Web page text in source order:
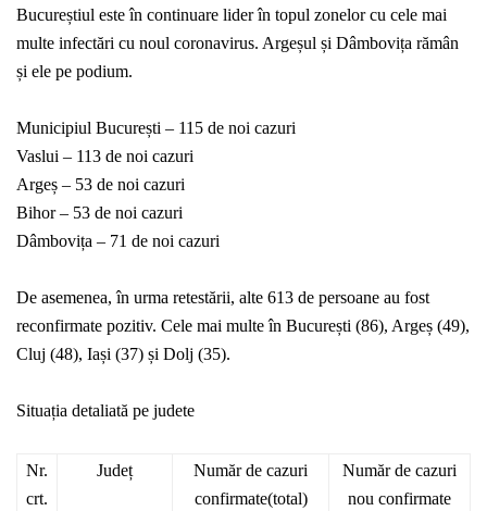
Bucureștiul este în continuare lider în topul zonelor cu cele mai
multe infectări cu noul coronavirus. Argeșul și Dâmbovița rămân
și ele pe podium.
Municipiul București – 115 de noi cazuri
Vaslui – 113 de noi cazuri
Argeș – 53 de noi cazuri
Bihor – 53 de noi cazuri
Dâmbovița – 71 de noi cazuri
De asemenea, în urma retestării, alte 613 de persoane au fost
reconfirmate pozitiv. Cele mai multe în București (86), Argeș (49),
Cluj (48), Iași (37) și Dolj (35).
Situația detaliată pe judete
Nr.
crt.
Județ
Număr de cazuri
confirmate(total)
Număr de cazuri
nou confirmate